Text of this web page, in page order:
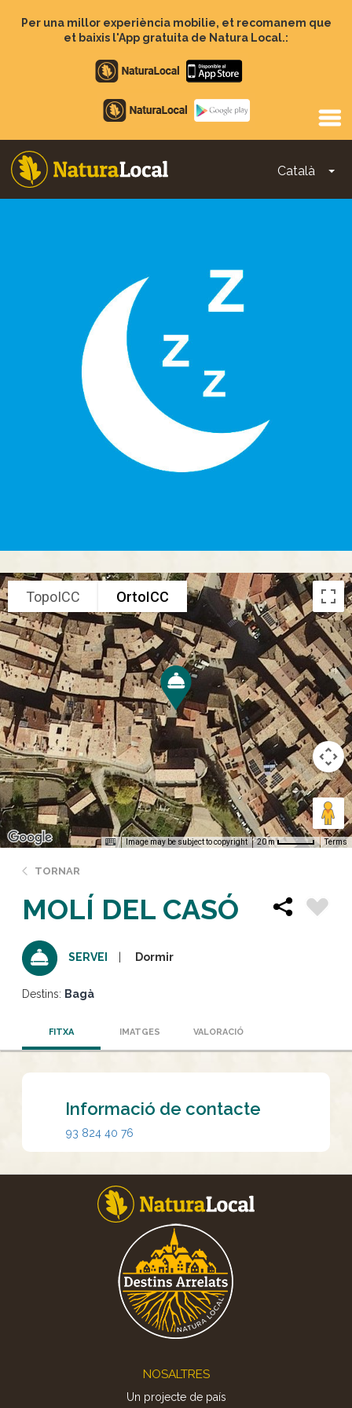
Per una millor experiència mobilie, et recomanem que
et baixis l'App gratuita de Natura Local.:
Apple
store
Google
Play
Català
Main
TopoICC OrtoICC
Image may be subject to copyright 20 m Terms
TORNAR
MOLÍ DEL CASÓ
SERVEI Dormir
Destins: Bagà
FITXA IMATGES VALORACIÓ
Informació de contacte
93 824 40 76
NOSALTRES
Un projecte de país